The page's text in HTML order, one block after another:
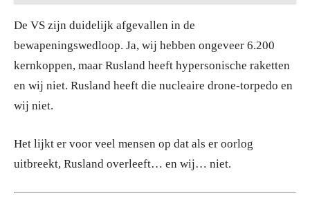
De VS zijn duidelijk afgevallen in de
bewapeningswedloop. Ja, wij hebben ongeveer 6.200
kernkoppen, maar Rusland heeft hypersonische raketten
en wij niet. Rusland heeft die nucleaire drone-torpedo en
wij niet.
Het lijkt er voor veel mensen op dat als er oorlog
uitbreekt, Rusland overleeft… en wij… niet.